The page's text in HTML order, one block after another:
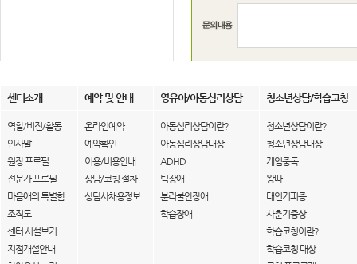
센터소개 예약 및 안내 영유아/아동심리상담 청소년상담/학습코칭
역할/비전/활동
인사말
원장 프로필
전문가 프로필
마음애의 특별함
조직도
센터 시설보기
지점개설안내
온라인예약
예약확인
이용/비용안내
상담/코칭 절차
상담사채용정보
아동심리상담이란?
아동심리상담대상
ADHD
틱장애
분리불안장애
학습장애
청소년상담이란?
청소년상담대상
게임중독
왕따
대인기피증
사춘기증상
학습코칭이란?
학습코칭 대상